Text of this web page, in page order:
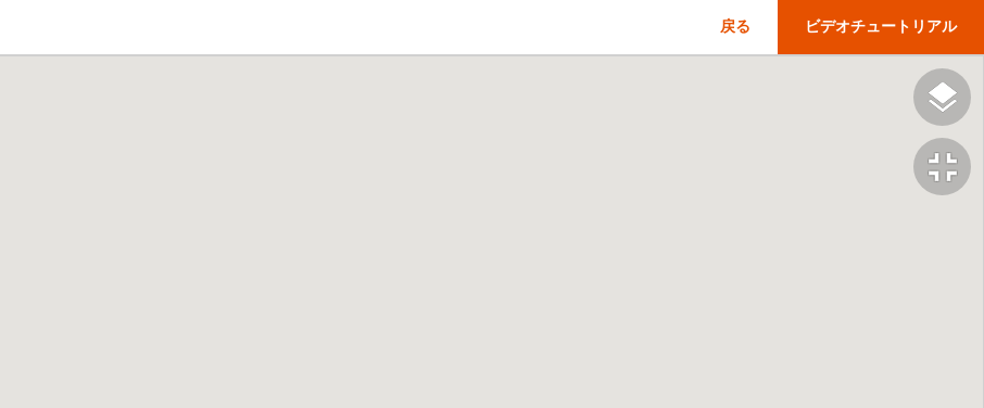
ビデオチュートリアル
戻る
fullscreen_exit